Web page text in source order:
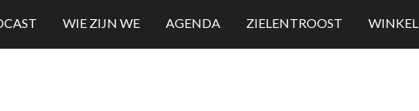
WIE ZIJN WE AGENDA ZIELENTROOST WINKEL